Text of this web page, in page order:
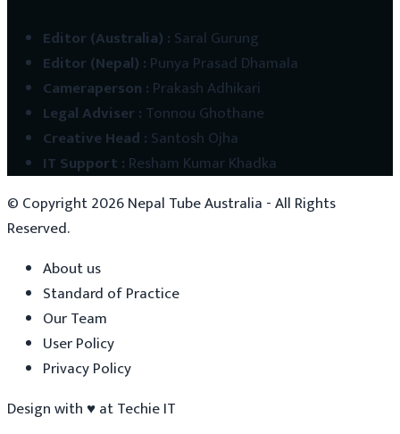
Editor (Australia) : Saral Gurung
Editor (Nepal) : Punya Prasad Dhamala
Cameraperson : Prakash Adhikari
Legal Adviser: Tonnou Ghothane
Creative Head : Santosh Ojha
IT Support : Resham Kumar Khadka
© Copyright2026Nepal Tube Australia - All Rights
Reserved.
About us
Standard of Practice
Our Team
User Policy
Privacy Policy
Design with ♥atTechie IT